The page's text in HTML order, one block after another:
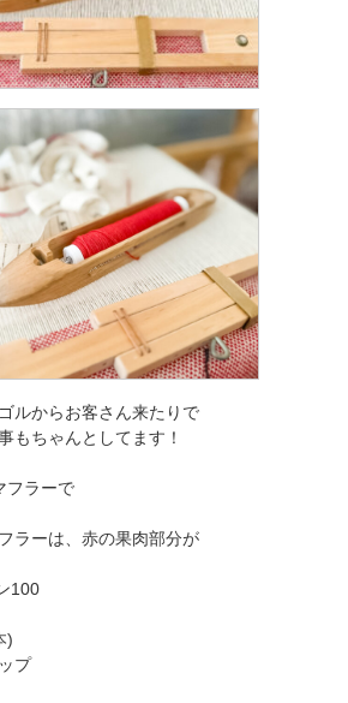
ルからお客さん来たりで
もちゃんとしてます！
フラーで
ラーは、赤の果肉部分が
100
)
プ